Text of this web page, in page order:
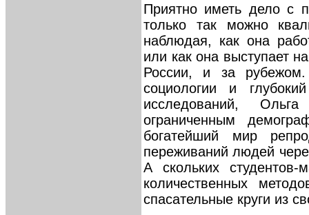
Приятно иметь дело с
только так можно
наблюдая, как она
или как она выступает
России, и за рубежом.
социологии и
исследований,
ограниченным
богатейший мир
переживаний людей
А скольких студентов-
количественных
спасательные круги из